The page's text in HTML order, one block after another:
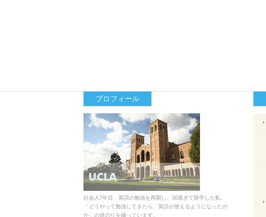
プロフィール
社会人7年目、英語の勉強を再開し、30過ぎて留学した私。
「どうやって勉強してきたら、英語が使えるようになったの
か」の道のりを綴っています。